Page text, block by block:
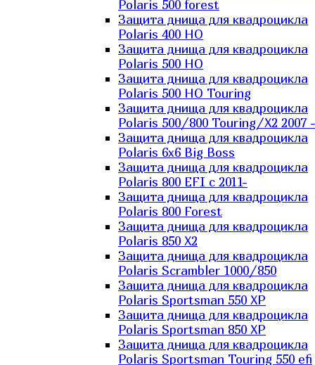
Polaris 500 forest
Защита днища для квадроцикла
Polaris 400 HO
Защита днища для квадроцикла
Polaris 500 HO
Защита днища для квадроцикла
Polaris 500 HO Touring
Защита днища для квадроцикла
Polaris 500/800 Touring/X2 2007 -
Защита днища для квадроцикла
Polaris 6х6 Big Boss
Защита днища для квадроцикла
Polaris 800 EFI с 2011-
Защита днища для квадроцикла
Polaris 800 Forest
Защита днища для квадроцикла
Polaris 850 X2
Защита днища для квадроцикла
Polaris Scrambler 1000/850
Защита днища для квадроцикла
Polaris Sportsman 550 XP
Защита днища для квадроцикла
Polaris Sportsman 850 XP
Защита днища для квадроцикла
Polaris Sportsman Touring 550 efi